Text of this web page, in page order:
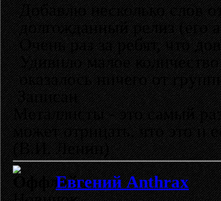
Добавлю несколько слов
долгожданный релиз (его
Очень раз за ребят, что
Удивило малое
оказалось ничего от
Записан
Металлисты - это самый
может отрицать, что это и
(В.И. Ленин)
Евгений Anthrax